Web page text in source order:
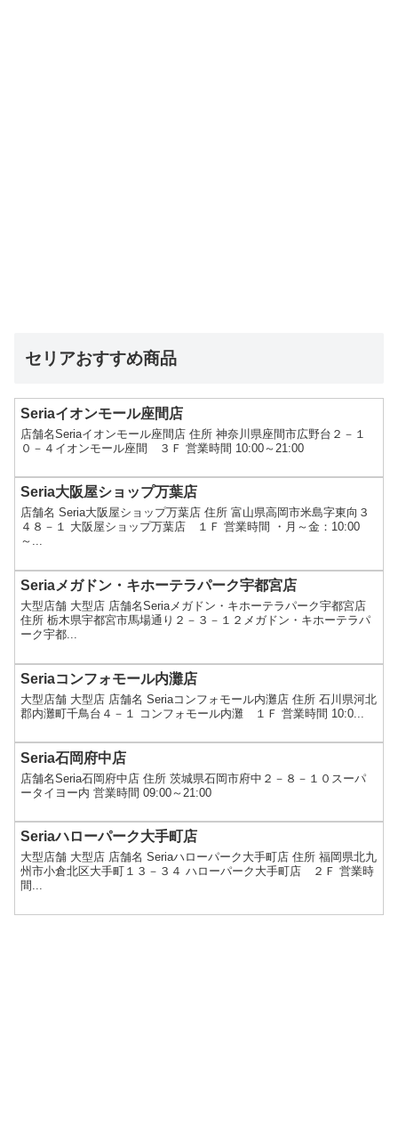
セリアおすすめ商品
Seriaイオンモール座間店
店舗名Seriaイオンモール座間店 住所 神奈川県座間市広野台２－１
０－４イオンモール座間 ３Ｆ 営業時間 10:00～21:00
Seria大阪屋ショップ万葉店
店舗名 Seria大阪屋ショップ万葉店 住所 富山県高岡市米島字東向３
４８－１ 大阪屋ショップ万葉店 １Ｆ 営業時間 ・月～金：10:00
～...
Seriaメガドン・キホーテラパーク宇都宮店
大型店舗 大型店 店舗名Seriaメガドン・キホーテラパーク宇都宮店
住所 栃木県宇都宮市馬場通り２－３－１２メガドン・キホーテラパ
ーク宇都...
Seriaコンフォモール内灘店
大型店舗 大型店 店舗名 Seriaコンフォモール内灘店 住所 石川県河北
郡内灘町千鳥台４－１ コンフォモール内灘 １Ｆ 営業時間 10:0...
Seria石岡府中店
店舗名Seria石岡府中店 住所 茨城県石岡市府中２－８－１０スーパ
ータイヨー内 営業時間 09:00～21:00
Seriaハローパーク大手町店
大型店舗 大型店 店舗名 Seriaハローパーク大手町店 住所 福岡県北九
州市小倉北区大手町１３－３４ ハローパーク大手町店 ２Ｆ 営業時
間...